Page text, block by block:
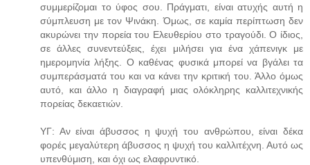
συμμερίζομαι το ύφος σου. Πράγματι, είναι ατυχής αυτή η
σύμπλευση με τον Ψινάκη. Όμως, σε καμία περίπτωση δεν
ακυρώνει την πορεία του Ελευθερίου στο τραγούδι. Ο ίδιος,
σε άλλες συνεντεύξεις, έχει μιλήσει για ένα χάπενιγκ με
ημερομηνία λήξης. Ο καθένας φυσικά μπορεί να βγάλει τα
συμπεράσματά του και να κάνει την κριτική του. Άλλο όμως
αυτό, και άλλο η διαγραφή μιας ολόκληρης καλλιτεχνικής
πορείας δεκαετιών.
ΥΓ: Αν είναι άβυσσος η ψυχή του ανθρώπου, είναι δέκα
φορές μεγαλύτερη άβυσσος η ψυχή του καλλιτέχνη. Αυτό ως
υπενθύμιση, και όχι ως ελαφρυντικό.